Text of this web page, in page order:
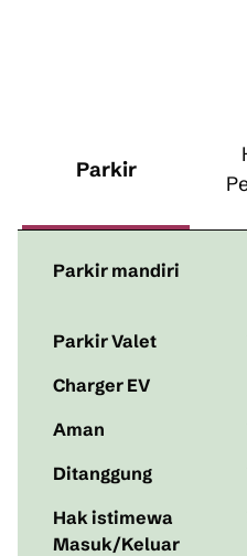
Parkir
Parkir mandiri
Parkir Valet
Charger EV
Aman
Ditanggung
Hak istimewa
Masuk/Keluar